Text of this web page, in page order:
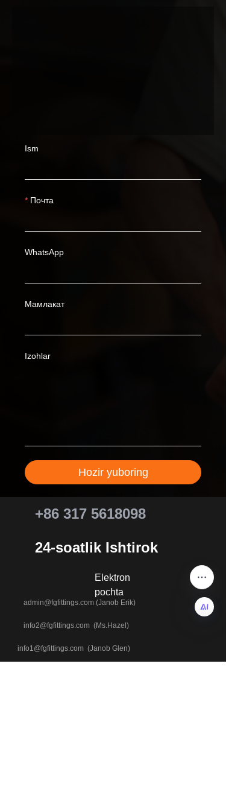
Ism
Почта
WhatsApp
Мамлакат
Izohlar
Hozir yuboring
Elektron
pochta
admin@fgfittings.com (Janob Erik)
info1@fgfittings.com (Janob Glen)
info2@fgfittings.com (Ms.Hazel)
24-soatlik Ishtirok
+86 317 5618098